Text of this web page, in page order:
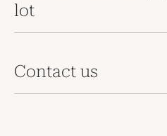
lot
Contact us